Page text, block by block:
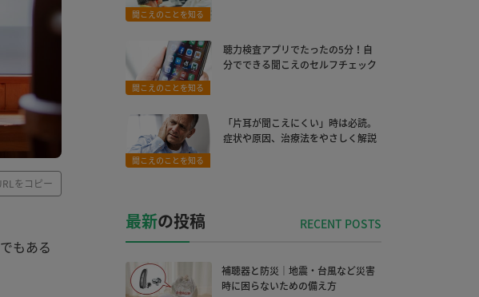
をコピー
もある
聞こえのことを知る
聞こえのことを知る
聴力検査アプリでたったの5分！自
分でできる聞こえのセルフチェック
聞こえのことを知る
「片耳が聞こえにくい」時は必読。
症状や原因、治療法をやさしく解説
最新の投稿
補聴器と防災｜地震・台風など災害
時に困らないための備え方